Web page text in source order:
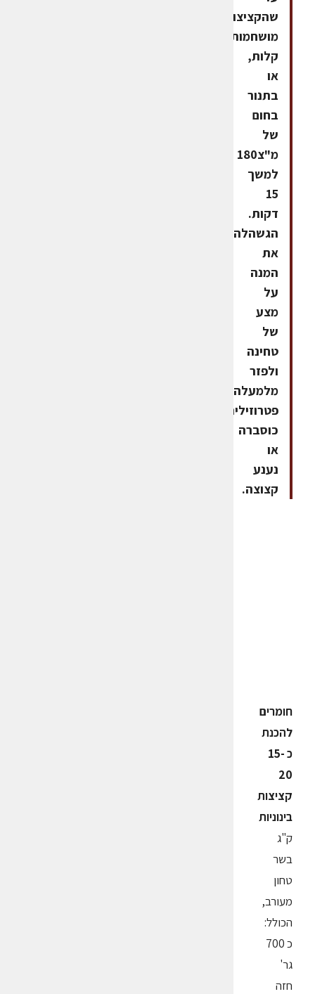
שהקציצות
מושחמות
קלות,
או
בתנור
בחום
של
מ"צ180
למשך
15
דקות.
הגשהלהגיש
את
המנה
על
מצע
של
טחינה
ולפזר
מלמעלה
פטרוזיליה,
כוסברה
או
נענע
קצוצה.
חומרים
להכנת
כ 15-
20
קציצות
בינוניות
ק"ג
בשר
טחון
מעורב,
הכולל:
כ 700
גר'
חזה